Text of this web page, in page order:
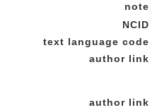
note
NCID
text language code
author link
author link